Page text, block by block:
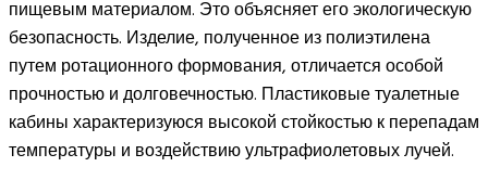
пищевым материалом. Это объясняет его экологическую
безопасность. Изделие, полученное из полиэтилена
путем ротационного формования, отличается особой
прочностью и долговечностью. Пластиковые туалетные
кабины характеризуюся высокой стойкостью к перепадам
температуры и воздействию ультрафиолетовых лучей.